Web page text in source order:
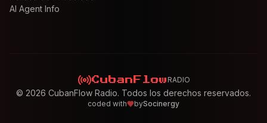
AI Agent Info
CubanFlow RADIO
© 2026 CubanFlow Radio. Todos los derechos reservados.
coded with bySocinergy